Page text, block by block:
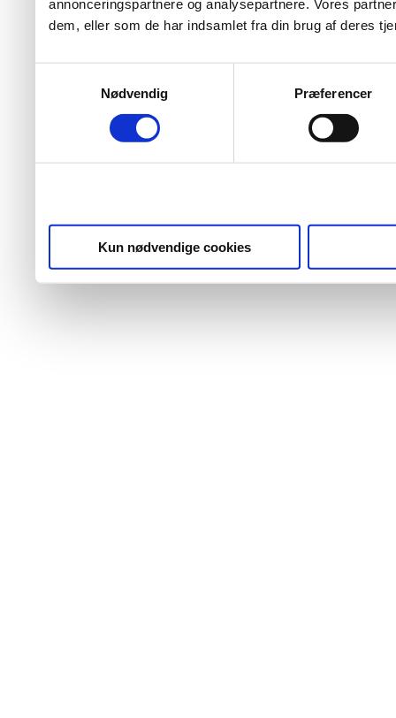
annonceringspartnere og analysepartnere. Vores
dem, eller som de har indsamlet fra din brug af deres
Nødvendig
Præferencer
Kun nødvendige cookies